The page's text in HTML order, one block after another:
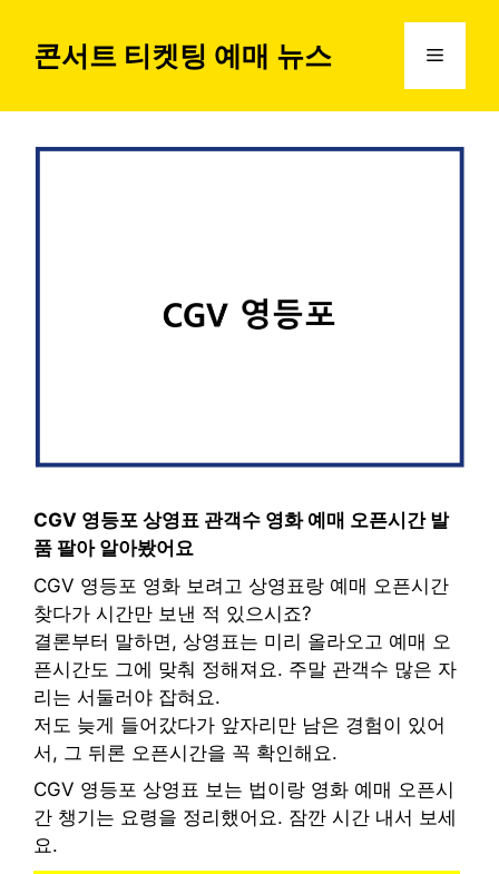
콘서트 티켓팅 예매 뉴스 메
CGV 영등포 상영표 관객수 영화 예매 오픈시간 발
품 팔아 알아봤어요
CGV 영등포 영화 보려고 상영표랑 예매 오픈시간
찾다가 시간만 보낸 적 있으시죠?
결론부터 말하면, 상영표는 미리 올라오고 예매 오
픈시간도 그에 맞춰 정해져요. 주말 관객수 많은 자
리는 서둘러야 잡혀요.
저도 늦게 들어갔다가 앞자리만 남은 경험이 있어
서, 그 뒤론 오픈시간을 꼭 확인해요.
CGV 영등포 상영표 보는 법이랑 영화 예매 오픈시
간 챙기는 요령을 정리했어요. 잠깐 시간 내서 보세
요.